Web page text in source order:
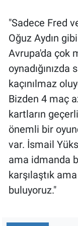
"Sadece Fred
Oğuz Aydın
Avrupa'da çok
kaçınılmaz
Bizden 4 maç
kartların
önemli bir
var. İsmail
ama idmanda
karşılaştık
buluyoruz."